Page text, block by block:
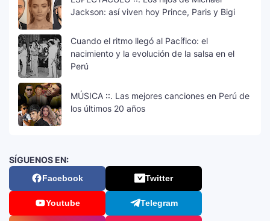
Jackson: así viven hoy Prince, Paris y Bigi
Cuando el ritmo llegó al Pacífico: el
nacimiento y la evolución de la salsa en el
Perú
MÚSICA ::. Las mejores canciones en Perú de
los últimos 20 años
SÍGUENOS EN:
Facebook Twitter
Youtube Telegram